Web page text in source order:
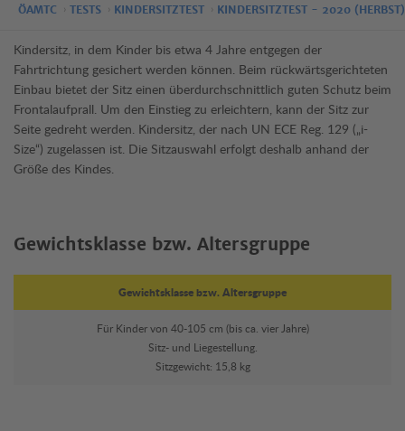
ÖAMTC TESTS KINDERSITZTEST KINDERSITZTEST - 2020 (HERBST)
Kindersitz, in dem Kinder bis etwa 4 Jahre entgegen der
Fahrtrichtung gesichert werden können. Beim rückwärtsgerichteten
Einbau bietet der Sitz einen überdurchschnittlich guten Schutz beim
Frontalaufprall. Um den Einstieg zu erleichtern, kann der Sitz zur
Seite gedreht werden. Kindersitz, der nach UN ECE Reg. 129 („i-
Size“) zugelassen ist. Die Sitzauswahl erfolgt deshalb anhand der
Größe des Kindes.
Gewichtsklasse bzw. Altersgruppe
Gewichtsklasse bzw. Altersgruppe
Für Kinder von 40-105 cm (bis ca. vier Jahre)
Sitz- und Liegestellung.
Sitzgewicht: 15,8 kg